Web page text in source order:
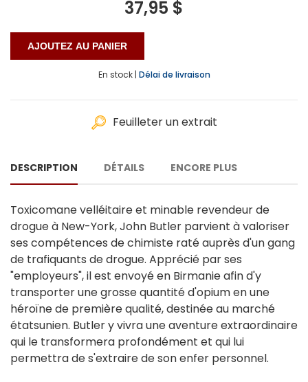
37,95 $
En stock | Délai de livraison
Feuilleter un extrait
DESCRIPTION DÉTAILS ENCORE PLUS
Toxicomane velléitaire et minable revendeur de
drogue à New-York, John Butler parvient à valoriser
ses compétences de chimiste raté auprès d'un gang
de trafiquants de drogue. Apprécié par ses
"employeurs", il est envoyé en Birmanie afin d'y
transporter une grosse quantité d'opium en une
héroïne de première qualité, destinée au marché
étatsunien. Butler y vivra une aventure extraordinaire
qui le transformera profondément et qui lui
permettra de s'extraire de son enfer personnel.